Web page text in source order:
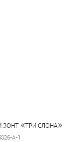
ЗОНТ «ТРИ СЛОНА»
A-1